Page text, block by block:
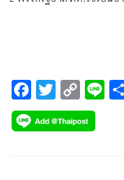
F
ac
e
T
wi
tt
C
o
p
Li